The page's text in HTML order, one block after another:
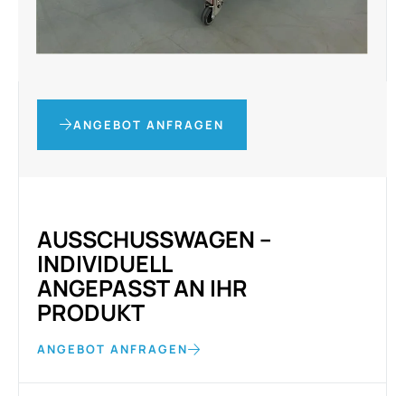
ANGEBOT ANFRAGEN
AUSSCHUSSWAGEN –
INDIVIDUELL
ANGEPASST AN IHR
PRODUKT
ANGEBOT ANFRAGEN